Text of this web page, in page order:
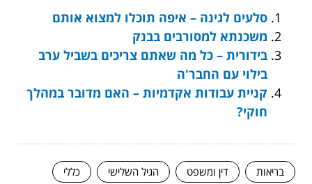
סלעים לגינה – איפה תוכלו למצוא אותם
משכנתא למסורבים בבנק
בידורית – כל מה שאתם צריכים בשביל ערב
בילוי עם החבר'ה
קניית עבודות אקדמיות – האם מדובר במהלך
חוקי?
בריאות דין ומשפט הגיל השלישי
כללי